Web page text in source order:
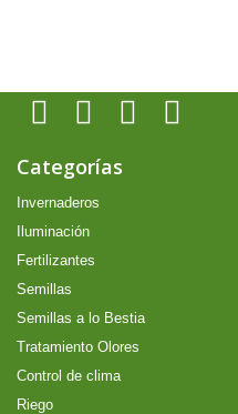
Categorías
Invernaderos
Iluminación
Fertilizantes
Semillas
Semillas a lo Bestia
Tratamiento Olores
Control de clima
Riego